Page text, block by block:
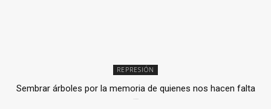
REPRESIÓN
Sembrar árboles por la memoria de quienes nos hacen falta